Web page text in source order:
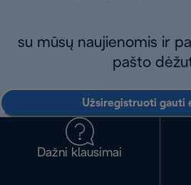
su mūsų naujienomis ir
pašto
Užsiregistruoti gauti
Dažni klausimai